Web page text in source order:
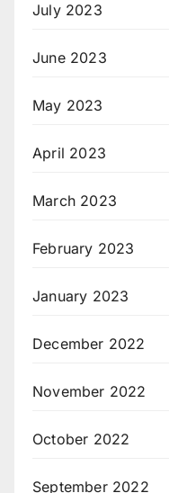
July 2023
June 2023
May 2023
April 2023
March 2023
February 2023
January 2023
December 2022
November 2022
October 2022
September 2022